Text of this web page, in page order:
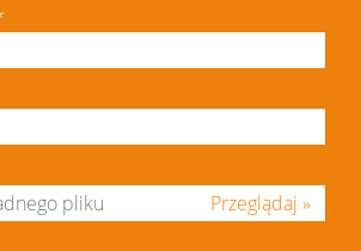
Przeglądaj »